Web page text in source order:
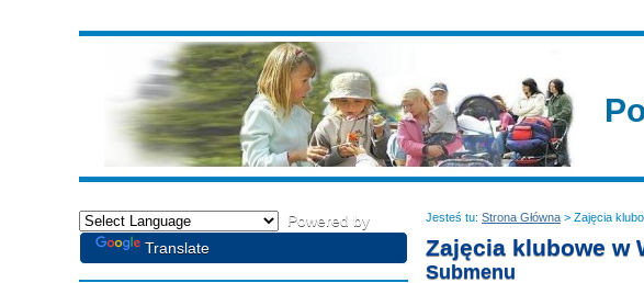
Powered by
Translate
Jesteś tu: Strona Główna > Zajęcia
Zajęcia klubowe w
Submenu